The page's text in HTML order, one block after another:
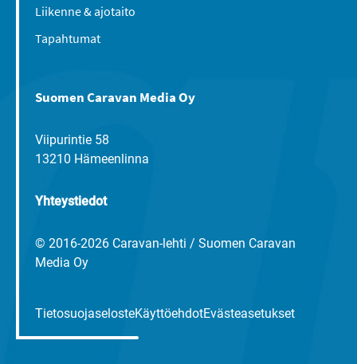
Liikenne & ajotaito
Tapahtumat
Suomen Caravan Media Oy
Viipurintie 58
13210 Hämeenlinna
Yhteystiedot
© 2016-2026 Caravan-lehti / Suomen Caravan
Media Oy
TietosuojaselosteKäyttöehdotEvästeasetukset